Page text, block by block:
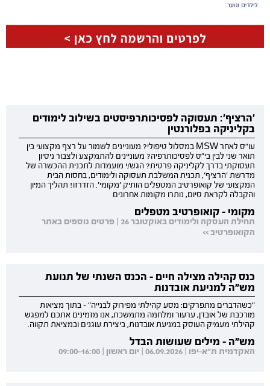
'הרציף': תעסוקה לפסיכותרפיסטים בשילוב לימודים
בקליניקה בפלורנטין
עו"ס לאחר MSW במסלול טיפולי? מעוניינים לשמור על רצף מקצועי בין
תואר שני לבין בי"ס לפסיכותרפיה? מעוניינים להתמקצע ולצבור ניסיון
תעסוקתי בדרך לקליניקה פרטית? הגש/י מועמדות לתכנית ההכשרה של
מדרשת 'הרציף', תכנית המשלבת תעסוקה ולימודים, בחסות הבית
המקצועי של קואופרטיב המטפלים הותיק 'מקומי'. הזדרזו! תהליך המיון
והקבלה לקראת סיום, נותרו מקומות אחרונים
מקומי - קואופרטיב מטפלים
תחילת העסקה ולימודים באוקטובר 26 | פרטים נוספים באתר
הקואופרטיב >>
כנס קהילה מצילה חיים - הכנס השנתי של תנועת
מש"ה למניעת אובדנות
"כשהדברים מתפרקים: מסע קהילתי מפירוק לבנייה" - בתוך מציאות
מורכבת של אובדן, ערעור ומלחמה מתמשכת, אנו מזמינים אתכם למפגש
קהילתי מעמיק העוסק במניעת אובדנות, ביצירת עוגנים ובמציאת תקווה.
מש"ה - מילים שעושות הבדל
האקדמית ת"א-יפו | 06.09.2026 | יום ראשון | 09:00-16:00